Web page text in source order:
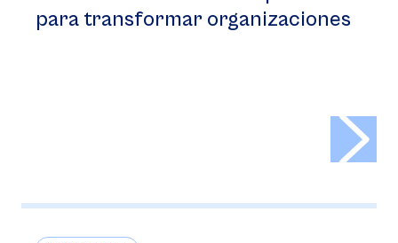
para transformar organizaciones